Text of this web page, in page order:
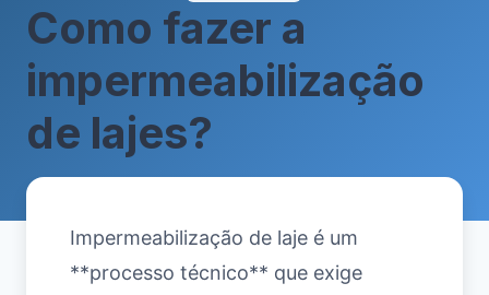
Como fazer a
impermeabilização
de lajes?
Impermeabilização de laje é um
**processo técnico** que exige